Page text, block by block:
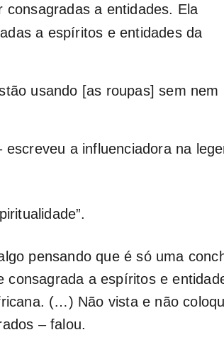
a entidades. Ela
a espíritos e entidades da
usando [as roupas] sem nem
a influenciadora na
pensando que é só uma
a espíritos e
(…) Não vista e não
– falou.